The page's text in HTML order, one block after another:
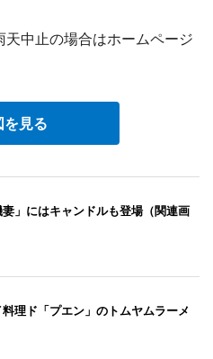
中止の場合はホームページ
を見る
」にはキャンドルも登場（関連画
理ド「プエン」のトムヤムラーメ